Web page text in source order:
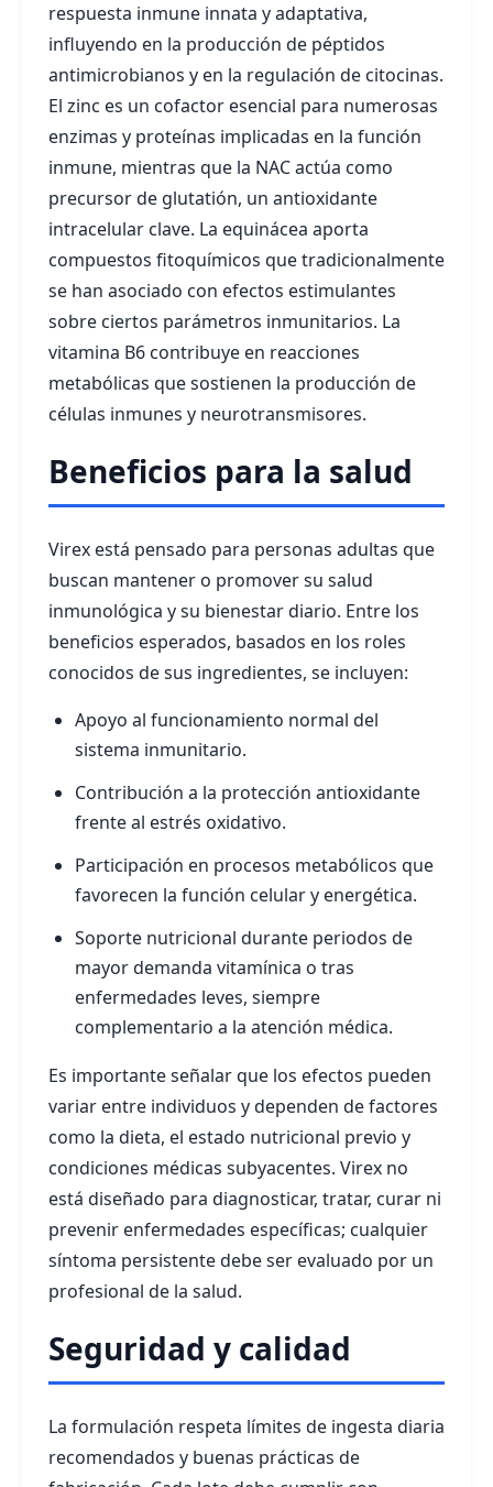
respuesta inmune innata y adaptativa,
influyendo en la producción de péptidos
antimicrobianos y en la regulación de citocinas.
El zinc es un cofactor esencial para numerosas
enzimas y proteínas implicadas en la función
inmune, mientras que la NAC actúa como
precursor de glutatión, un antioxidante
intracelular clave. La equinácea aporta
compuestos fitoquímicos que tradicionalmente
se han asociado con efectos estimulantes
sobre ciertos parámetros inmunitarios. La
vitamina B6 contribuye en reacciones
metabólicas que sostienen la producción de
células inmunes y neurotransmisores.
Beneficios para la salud
Virex está pensado para personas adultas que
buscan mantener o promover su salud
inmunológica y su bienestar diario. Entre los
beneficios esperados, basados en los roles
conocidos de sus ingredientes, se incluyen:
Apoyo al funcionamiento normal del
sistema inmunitario.
Contribución a la protección antioxidante
frente al estrés oxidativo.
Participación en procesos metabólicos que
favorecen la función celular y energética.
Soporte nutricional durante periodos de
mayor demanda vitamínica o tras
enfermedades leves, siempre
complementario a la atención médica.
Es importante señalar que los efectos pueden
variar entre individuos y dependen de factores
como la dieta, el estado nutricional previo y
condiciones médicas subyacentes. Virex no
está diseñado para diagnosticar, tratar, curar ni
prevenir enfermedades específicas; cualquier
síntoma persistente debe ser evaluado por un
profesional de la salud.
Seguridad y calidad
La formulación respeta límites de ingesta diaria
recomendados y buenas prácticas de